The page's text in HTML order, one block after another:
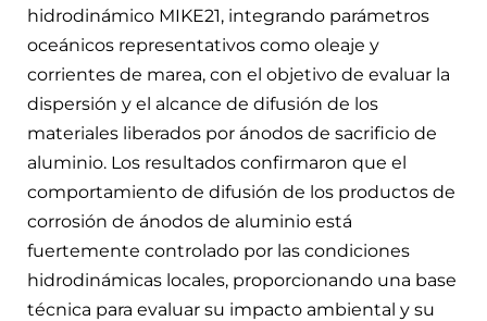
hidrodinámico MIKE21, integrando parámetros
oceánicos representativos como oleaje y
corrientes de marea, con el objetivo de evaluar la
dispersión y el alcance de difusión de los
materiales liberados por ánodos de sacrificio de
aluminio. Los resultados confirmaron que el
comportamiento de difusión de los productos de
corrosión de ánodos de aluminio está
fuertemente controlado por las condiciones
hidrodinámicas locales, proporcionando una base
técnica para evaluar su impacto ambiental y su